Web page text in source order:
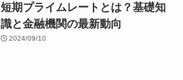
短期プライムレートとは？基礎知
識と金融機関の最新動向
2024/09/10